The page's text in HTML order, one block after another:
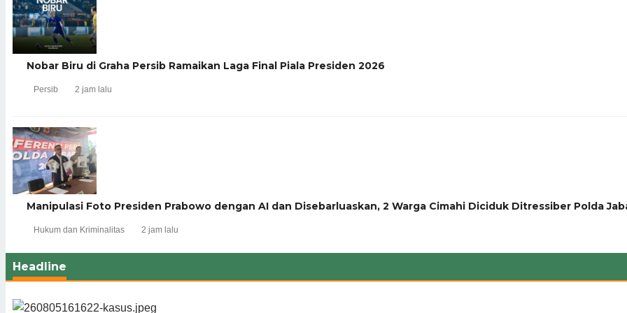
Nobar Biru di Graha Persib Ramaikan Laga Final Piala Presiden 2026
Persib 2 jam lalu
Manipulasi Foto Presiden Prabowo dengan AI dan Disebarluaskan, 2 Warga Cimahi Diciduk Ditressiber Polda
Hukum dan Kriminalitas 2 jam lalu
Headline